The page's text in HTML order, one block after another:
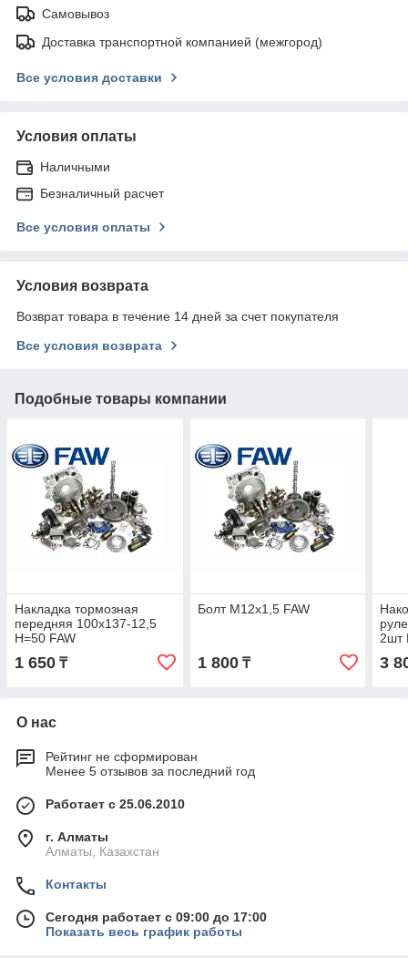
Самовывоз
Доставка транспортной компанией (межгород)
Все условия доставки
Условия оплаты
Наличными
Безналичный расчет
Все условия оплаты
Условия возврата
Возврат товара в течение 14 дней за счет покупателя
Все условия возврата
Подобные товары компании
Накладка тормозная
передняя 100x137-12,5
H=50 FAW
1 650 ₸
Болт М12x1,5 FAW
1 800₸
2шт
3
О нас
Рейтинг не сформирован
Менее 5 отзывов за последний год
Работает с 25.06.2010
г. Алматы
Алматы, Казахстан
Контакты
Сегодня работает с 09:00 до 17:00
Показать весь график работы